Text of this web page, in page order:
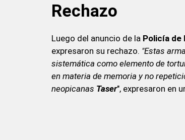
Rechazo
Luego del anuncio de la Policía de
expresaron su rechazo. "Estas
sistemática como elemento de
en materia de memoria y no
neopicanas Taser", expresaron en